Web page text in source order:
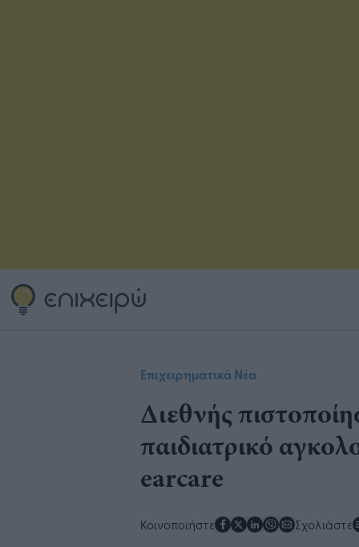
Επιχειρηματικά Νέα
Διεθνής
παιδιατρικό
earcare ​​​
Κοινοποιήστε Σχολιάστε